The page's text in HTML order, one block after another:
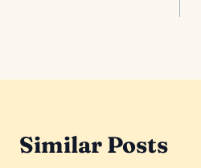
Similar Posts